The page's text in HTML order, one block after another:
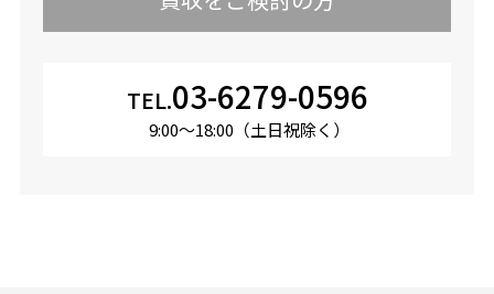
TEL.03-6279-0596
9:00〜18:00（土日祝除く）